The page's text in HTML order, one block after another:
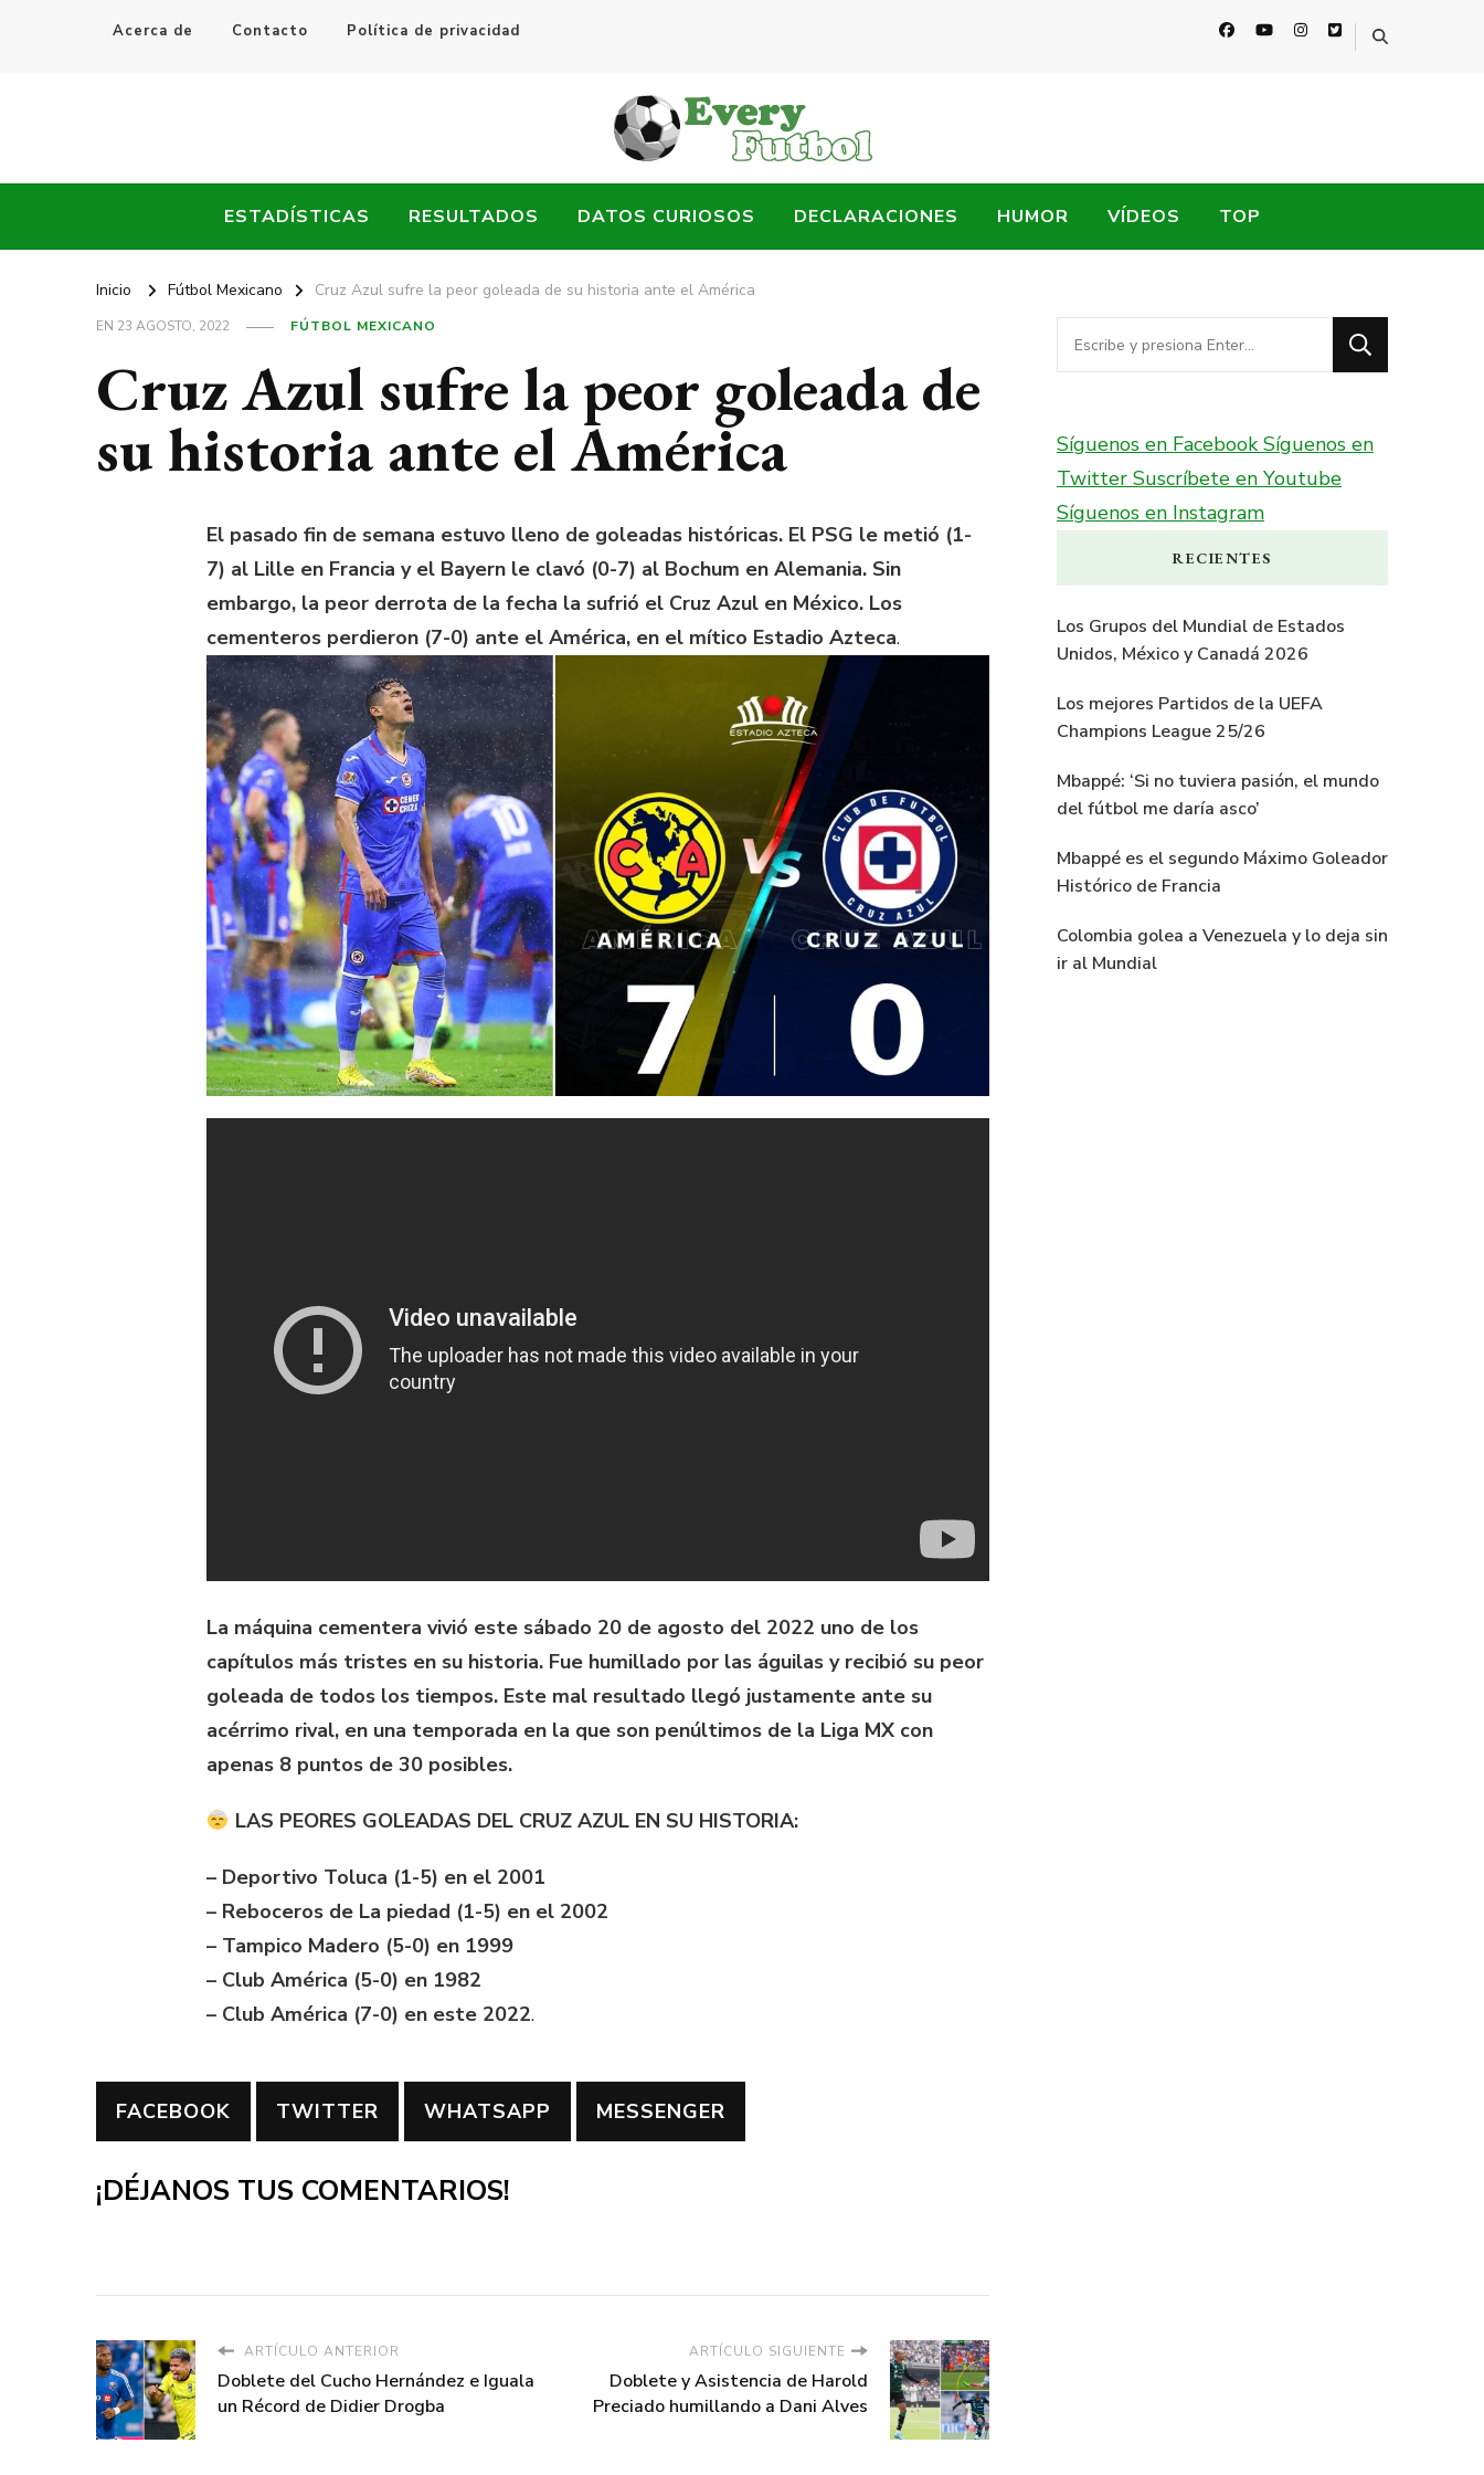
Acerca de Contacto Política de privacidad
Every Fútbol
ESTADÍSTICAS RESULTADOS DATOS CURIOSOS DECLARACIONES HUMOR VÍDEOS TOP
Inicio Fútbol Mexicano Cruz Azul sufre la peor goleada de su historia ante el América
EN 23 AGOSTO, 2022 FÚTBOL MEXICANO
Cruz Azul sufre la peor goleada de
su historia ante el América
El pasado fin de semana estuvo lleno de goleadas históricas. El PSG le metió (1-
7) al Lille en Francia y el Bayern le clavó (0-7) al Bochum en Alemania. Sin
embargo, la peor derrota de la fecha la sufrió el Cruz Azul en México. Los
cementeros perdieron (7-0) ante el América, en el mítico Estadio Azteca.
La máquina cementera vivió este sábado 20 de agosto del 2022 uno de los
capítulos más tristes en su historia. Fue humillado por las águilas y recibió su peor
goleada de todos los tiempos. Este mal resultado llegó justamente ante su
acérrimo rival, en una temporada en la que son penúltimos de la Liga MX con
apenas 8 puntos de 30 posibles.
LAS PEORES GOLEADAS DEL CRUZ AZUL EN SU HISTORIA:
– Deportivo Toluca (1-5) en el 2001
– Reboceros de La piedad (1-5) en el 2002
– Tampico Madero (5-0) en 1999
– Club América (5-0) en 1982
– Club América (7-0) en este 2022.
FACEBOOK TWITTER WHATSAPP MESSENGER
¡DÉJANOS TUS COMENTARIOS!
ARTÍCULO ANTERIOR
Doblete del Cucho Hernández e Iguala
un Récord de Didier Drogba
ARTÍCULO SIGUIENTE
Doblete y Asistencia de Harold
Preciado humillando a Dani Alves
¿Buscas
algo?
Síguenos en FacebookSíguenos en
Twitter Suscríbete en Youtube
Síguenos en Instagram
RECIENTES
Los Grupos del Mundial de Estados
Unidos, México y Canadá 2026
Los mejores Partidos de la UEFA
Champions League 25/26
Mbappé: ‘Si no tuviera pasión, el mundo
del fútbol me daría asco’
Mbappé es el segundo Máximo Goleador
Histórico de Francia
Colombia golea a Venezuela y lo deja sin
ir al Mundial